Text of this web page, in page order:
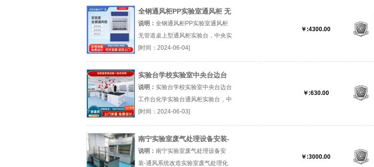
全钢通风柜PP实验室通风柜 无
管道桌上型通风柜
说明： 全钢通风柜PP实验室通风柜
无管道桌上型通风柜实验台，中央实
验台边台，工作台通风柜，药品柜厂
（...『实验台，中央实验台』
[时间：2024-06-04]
￥:4300.00
实验台学校实验室中央台边台
工作台化学实验台通风柜
说明： 实验台学校实验室中央台边台
工作台化学实验台通风柜实验台，中
央实验台边台，工作台通风柜，药品
柜厂（...『实验台，中央实验台』
[时间：2024-06-03]
￥:630.00
南宁实验室废气处理设备安装-
通风系统改造
说明： 南宁实验室废气处理设备安
装-通风系统改造实验室废气处理化
￥:3000.00